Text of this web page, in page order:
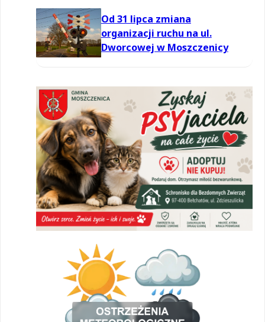
Od 31 lipca zmiana
organizacji ruchu na ul.
Dworcowej w Moszczenicy